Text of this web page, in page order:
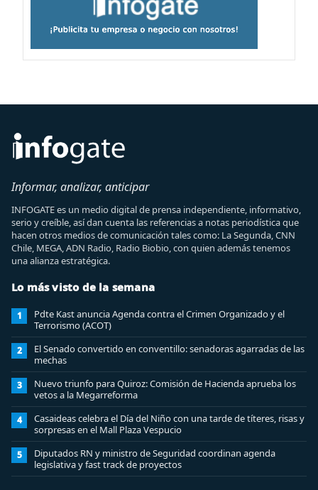
Informar, analizar, anticipar
INFOGATE es un medio digital de prensa independiente, informativo,
serio y creíble, así dan cuenta las referencias a notas periodística que
hacen otros medios de comunicación tales como: La Segunda, CNN
Chile, MEGA, ADN Radio, Radio Biobio, con quien además tenemos
una alianza estratégica.
Lo más visto de la semana
1
Pdte Kast anuncia Agenda contra el Crimen Organizado y el
Terrorismo (ACOT)
2
El Senado convertido en conventillo: senadoras agarradas de las
mechas
3
Nuevo triunfo para Quiroz: Comisión de Hacienda aprueba los
vetos a la Megarreforma
4
Casaideas celebra el Día del Niño con una tarde de títeres, risas y
sorpresas en el Mall Plaza Vespucio
5
Diputados RN y ministro de Seguridad coordinan agenda
legislativa y fast track de proyectos